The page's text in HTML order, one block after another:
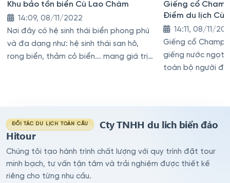
Khu bảo tồn biển Cù Lao Chàm
14:09, 08/11/2022
Nơi đây có hệ sinh thái biển phong phú
và đa dạng như: hệ sinh thái san hô,
rong biển, thảm cỏ biển... mang giá trị
Giếng cổ
Điểm du lịch Cù
cho khách FA
14:11, 08/11/
Giếng cổ
giếng nước ngọt
toàn bộ người
ĐỐI TÁC DU LỊCH TOÀN CẦU
Cty TNHH du lich biển đảo
Hitour
Chúng tôi tạo hành trình chất lượng với quy trình đặt tour
minh bạch, tư vấn tận tâm và trải nghiệm được thiết kế
riêng cho từng nhu cầu.